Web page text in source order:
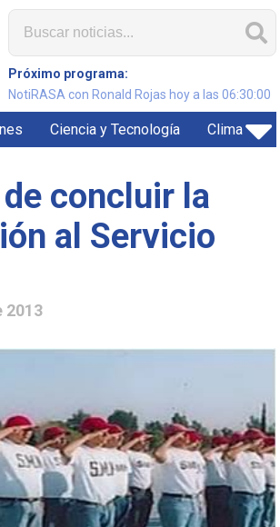
Próximo programa:
NotiRASA con Ronald Rojas hoy a las 06:30:00
Ciencia y Tecnología Clima
concluir la
al Servicio
2013